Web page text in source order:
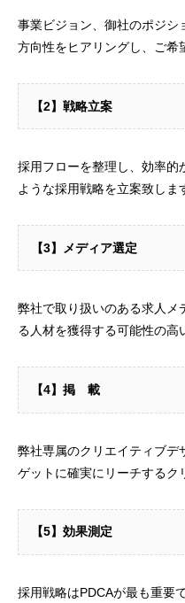
事業ビジョン、御社のポジシ
方向性をヒアリングし、ご希
【2】戦略立案
採用フローを整理し、効率的
ような採用戦略を立案致しま
【3】メディア選定
弊社で取り扱いのある求人メ
る人材を獲得する可能性の高
【4】掲 載
弊社専属のクリエイティブデ
ゲットに確実にリーチするク
【5】効果測定
採用戦略はPDCAが最も重要